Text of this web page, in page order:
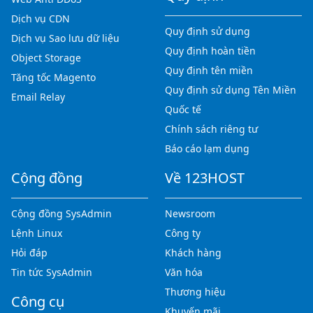
Dịch vụ CDN
Dịch vụ Sao lưu dữ liệu
Object Storage
Tăng tốc Magento
Email Relay
Quy định sử dụng
Quy định hoàn tiền
Quy định tên miền
Quy định sử dụng Tên Miền
Quốc tế
Chính sách riêng tư
Báo cáo lạm dụng
Cộng đồng
Cộng đồng SysAdmin
Lệnh Linux
Hỏi đáp
Tin tức SysAdmin
Công cụ
Về 123HOST
Newsroom
Công ty
Khách hàng
Văn hóa
Thương hiệu